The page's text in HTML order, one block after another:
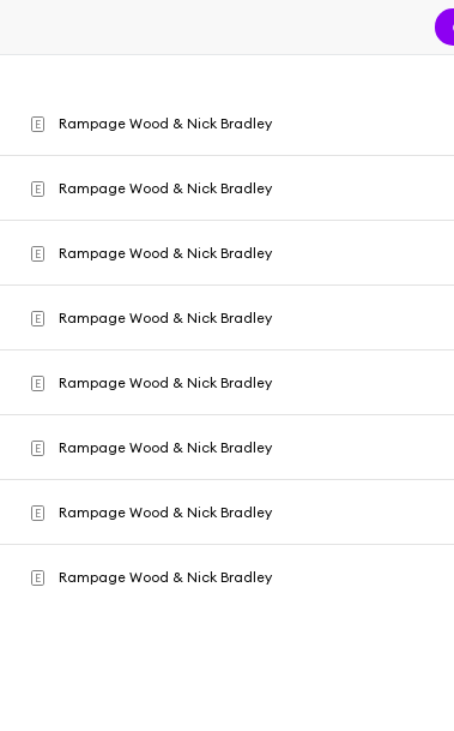
E Rampage Wood & Nick Bradley
E Rampage Wood & Nick Bradley
E Rampage Wood & Nick Bradley
E Rampage Wood & Nick Bradley
E Rampage Wood & Nick Bradley
E Rampage Wood & Nick Bradley
E Rampage Wood & Nick Bradley
E Rampage Wood & Nick Bradley